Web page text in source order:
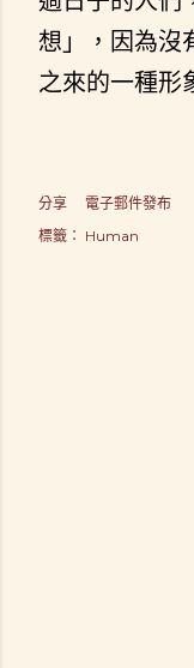
想」，因為沒
之來的一種形
分享
電子郵件發布
標籤： Human